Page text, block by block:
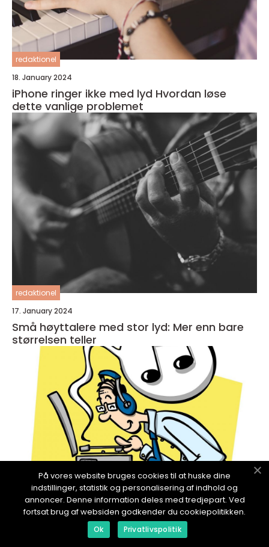
redaktionel
18. January 2024
iPhone ringer ikke med lyd Hvordan løse
dette vanlige problemet
redaktionel
17. January 2024
Små høyttalere med stor lyd: Mer enn bare
størrelsen teller
På vores website bruges cookies til at huske dine
indstillinger, statistik og personalisering af indhold og
annoncer. Denne information deles med tredjepart. Ved
fortsat brug af websiden godkender du cookiepolitikken.
Ok Privatlivspolitik